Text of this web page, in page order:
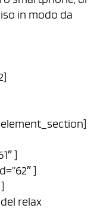
in modo da
]
]
relax